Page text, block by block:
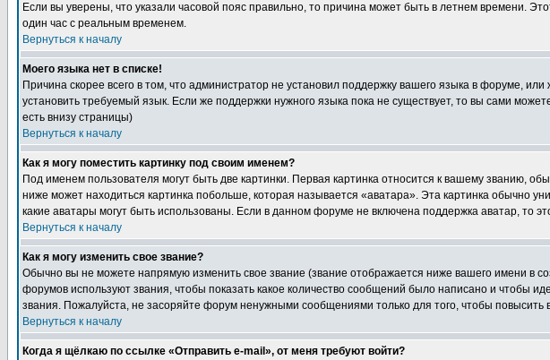
Если вы уверены, что указали часовой пояс правильно, то причина может быть в летнем времени.
один час с реальным временем.
Вернуться к началу
Моего языка нет в списке!
Причина скорее всего в том, что администратор не установил поддержку вашего языка в форуме,
установить требуемый язык. Если же поддержки нужного языка пока не существует, то вы сами
есть внизу страницы)
Вернуться к началу
Как я могу поместить картинку под своим именем?
Под именем пользователя могут быть две картинки. Первая картинка относится к вашему званию,
ниже может находиться картинка побольше, которая называется «аватара». Эта картинка обычно
какие аватары могут быть использованы. Если в данном форуме не включена поддержка аватар, то
Вернуться к началу
Как я могу изменить свое звание?
Обычно вы не можете напрямую изменить свое звание (звание отображается ниже вашего имени в
форумов используют звания, чтобы показать какое количество сообщений было написано и
звания. Пожалуйста, не засоряйте форум ненужными сообщениями только для того, чтобы
Вернуться к началу
Когда я щёлкаю по ссылке «Отправить e-mail», от меня требуют войти?